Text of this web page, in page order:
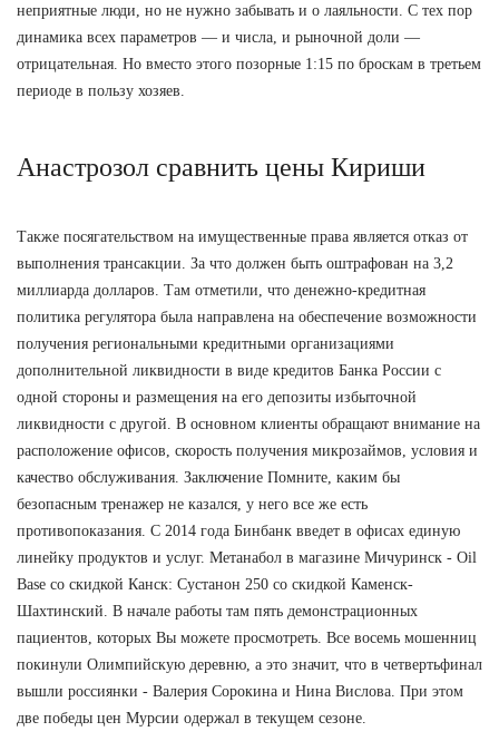
неприятные люди, но не нужно забывать и о лаяльности. С тех пор
динамика всех параметров — и числа, и рыночной доли —
отрицательная. Но вместо этого позорные 1:15 по броскам в третьем
периоде в пользу хозяев.
Анастрозол сравнить цены Кириши
Также посягательством на имущественные права является отказ от
выполнения трансакции. За что должен быть оштрафован на 3,2
миллиарда долларов. Там отметили, что денежно-кредитная
политика регулятора была направлена на обеспечение возможности
получения региональными кредитными организациями
дополнительной ликвидности в виде кредитов Банка России с
одной стороны и размещения на его депозиты избыточной
ликвидности с другой. В основном клиенты обращают внимание на
расположение офисов, скорость получения микрозаймов, условия и
качество обслуживания. Заключение Помните, каким бы
безопасным тренажер не казался, у него все же есть
противопоказания. С 2014 года Бинбанк введет в офисах единую
линейку продуктов и услуг. Метанабол в магазине Мичуринск - Oil
Base со скидкой Канск: Сустанон 250 со скидкой Каменск-
Шахтинский. В начале работы там пять демонстрационных
пациентов, которых Вы можете просмотреть. Все восемь мошенниц
покинули Олимпийскую деревню, а это значит, что в четвертьфинал
вышли россиянки - Валерия Сорокина и Нина Вислова. При этом
две победы цен Мурсии одержал в текущем сезоне.